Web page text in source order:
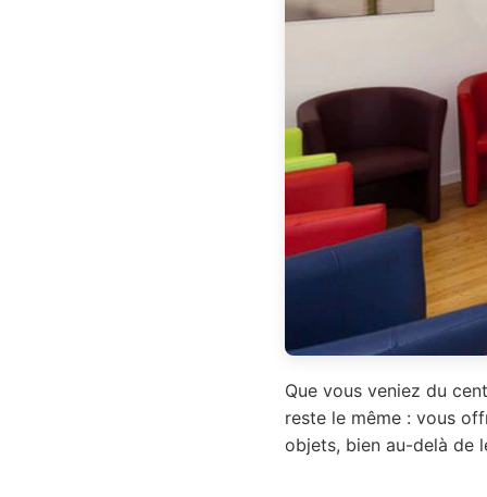
Que vous veniez du
reste le même : vous
objets, bien au-delà de